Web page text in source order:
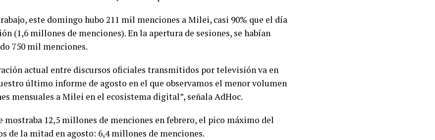
este domingo hubo 211 mil menciones a Milei, casi 90% que el día
(1,6 millones de menciones). En la apertura de sesiones, se habían
750 mil menciones.
actual entre discursos oficiales transmitidos por televisión va en
último informe de agosto en el que observamos el menor volumen
mensuales a Milei en el ecosistema digital”, señala AdHoc.
mostraba 12,5 millones de menciones en febrero, el pico máximo del
de la mitad en agosto: 6,4 millones de menciones.